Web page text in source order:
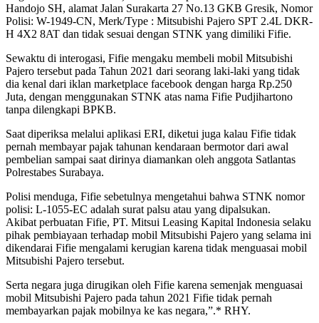
Handojo SH, alamat Jalan Surakarta 27 No.13 GKB Gresik, Nomor
Polisi: W-1949-CN, Merk/Type : Mitsubishi Pajero SPT 2.4L DKR-
H 4X2 8AT dan tidak sesuai dengan STNK yang dimiliki Fifie.
Sewaktu di interogasi, Fifie mengaku membeli mobil Mitsubishi
Pajero tersebut pada Tahun 2021 dari seorang laki-laki yang tidak
dia kenal dari iklan marketplace facebook dengan harga Rp.250
Juta, dengan menggunakan STNK atas nama Fifie Pudjihartono
tanpa dilengkapi BPKB.
Saat diperiksa melalui aplikasi ERI, diketui juga kalau Fifie tidak
pernah membayar pajak tahunan kendaraan bermotor dari awal
pembelian sampai saat dirinya diamankan oleh anggota Satlantas
Polrestabes Surabaya.
Polisi menduga, Fifie sebetulnya mengetahui bahwa STNK nomor
polisi: L-1055-EC adalah surat palsu atau yang dipalsukan.
Akibat perbuatan Fifie, PT. Mitsui Leasing Kapital Indonesia selaku
pihak pembiayaan terhadap mobil Mitsubishi Pajero yang selama ini
dikendarai Fifie mengalami kerugian karena tidak menguasai mobil
Mitsubishi Pajero tersebut.
Serta negara juga dirugikan oleh Fifie karena semenjak menguasai
mobil Mitsubishi Pajero pada tahun 2021 Fifie tidak pernah
membayarkan pajak mobilnya ke kas negara,”.* RHY.